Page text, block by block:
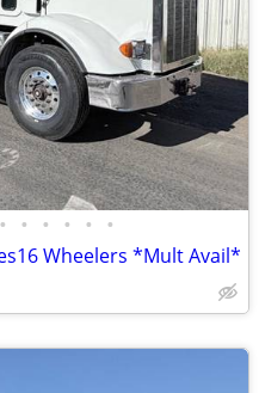
• • • • • •
Wheelers *Mult Avail*